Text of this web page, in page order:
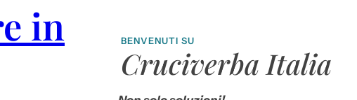
in
BENVENUTI SU
Cruciverba Italia